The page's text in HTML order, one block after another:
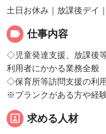
土日お休み｜放課後デイ
label 仕事内容
◇児童発達支援、放課後
利用者にかかる業務全般
◇保育所等訪問支援の利
※ブランクがある方や経
portrait 求める人材